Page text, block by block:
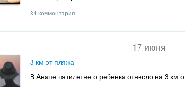
84 комментария
17 июня
3 км от пляжа
В Анапе пятилетнего ребенка отнесло на 3 км